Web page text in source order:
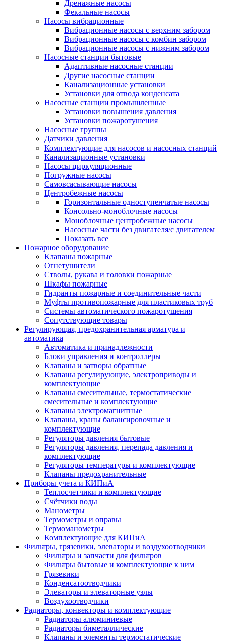
Дренажные насосы
Фекальные насосы
Насосы вибрационные
Вибрационные насосы с верхним забором
Вибрационные насосы с комбин забором
Вибрационные насосы с нижним забором
Насосные станции бытовые
Адаптивные насосные станции
Другие насосные станции
Канализационные установки
Установки для отвода конденсата
Насосные станции промышленные
Установки повышения давления
Установки пожаротушения
Насосные группы
Датчики давления
Комплектующие для насосов и насосных станций
Канализационные установки
Насосы циркуляционные
Погружные насосы
Самовсасывающие насосы
Центробежные насосы
Горизонтальные одноступенчатые насосы
Консольно-моноблочные насосы
Моноблочные центробежные насосы
Насосные части без двигателя/с двигателем
Показать все
Пожарное оборудование
Клапаны пожарные
Огнетушители
Стволы, рукава и головки пожарные
Шкафы пожарные
Гидранты пожарные и соединительные части
Муфты противопожарные для пластиковых труб
Системы автоматического пожаротушения
Сопутствующие товары
Регулирующая, предохранительная арматура и
автоматика
Автоматика и принадлежности
Блоки управления и контроллеры
Клапаны и затворы обратные
Клапаны регулирующие, электроприводы и
комплектующие
Клапаны смесительные, термостатические
смесительные и комплектующие
Клапаны электромагнитные
Клапаны, краны балансировочные и
комплектующие
Регуляторы давления бытовые
Регуляторы давления, перепада давления и
комплектующие
Регуляторы температуры и комплектующие
Клапаны предохранительные
Приборы учета и КИПиА
Теплосчетчики и комплектующие
Счётчики воды
Манометры
Термометры и оправы
Термоманометры
Комплектующие для КИПиА
Фильтры, грязевики, элеваторы и воздухоотводчики
Фильтры и запчасти для фильтров
Фильтры бытовые и комплектующие к ним
Грязевики
Конденсатоотводчики
Элеваторы и элеваторные узлы
Воздухоотводчики
Радиаторы, конвекторы и комплектующие
Радиаторы алюминиевые
Радиаторы биметаллические
Клапаны и элементы термостатические